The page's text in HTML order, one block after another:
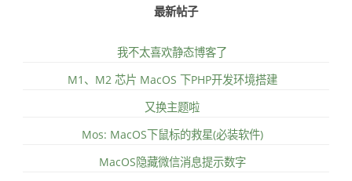
最新帖子
我不太喜欢静态博客了
M1、M2 芯片 MacOS 下PHP开发环境搭建
又换主题啦
Mos: MacOS下鼠标的救星(必装软件)
MacOS隐藏微信消息提示数字